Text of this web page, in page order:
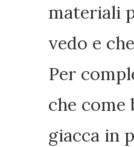
materiali
vedo e
Per
che come
giacca in